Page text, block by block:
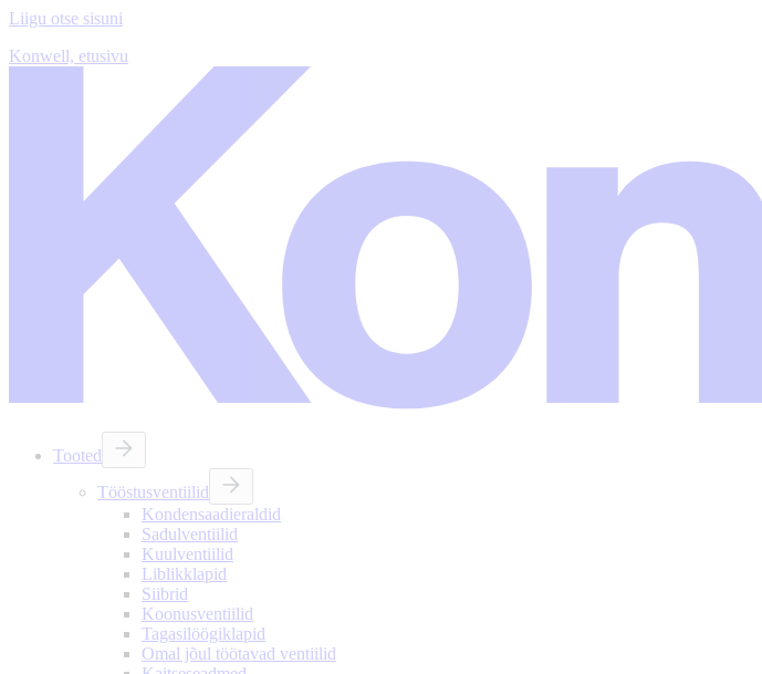
Liigu otse sisuni
Konwell, etusivu
Tooted
Tööstusventiilid
Kondensaadieraldid
Sadulventiilid
Kuulventiilid
Liblikklapid
Siibrid
Koonusventiilid
Tagasilöögiklapid
Omal jõul töötavad ventiilid